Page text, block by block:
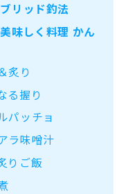
リッド釣法
味しく料理 かん
炙り
る握り
パッチョ
ラ味噌汁
りご飯